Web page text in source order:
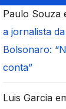
Paulo Souza
a jornalista
Bolsonaro:
conta”
Luis Garcia